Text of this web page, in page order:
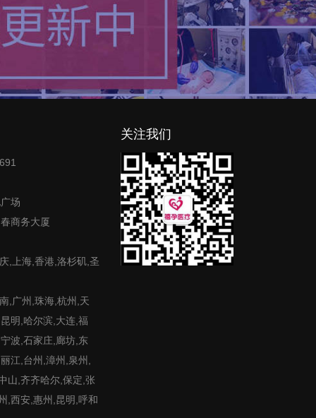
场
商务大厦
,上海,香港,洛杉矶,圣
,广州,珠海,杭州,天
明,哈尔滨,大连,福
波,石家庄,廊坊,东
江,台州,漳州,泉州,
山,齐齐哈尔,保定,张
,西安,惠州,昆明,呼和
关注我们